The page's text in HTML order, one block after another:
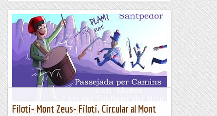
Santpedor : Passejada per Camins d'en
Filoti- Mont Zeus- Filoti. Circular al Mont